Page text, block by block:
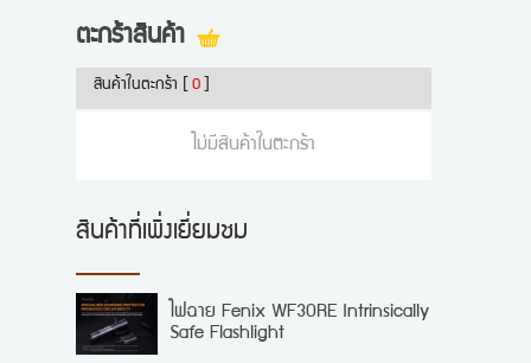
ตะกร้าสินค้า
สินค้าในตะกร้า 0
ไม่มีสินค้าในตะกร้า
สินค้าที่เพิ่งเยี่ยมชม
ไฟฉาย Fenix WF30RE Intrinsically
Safe Flashlight